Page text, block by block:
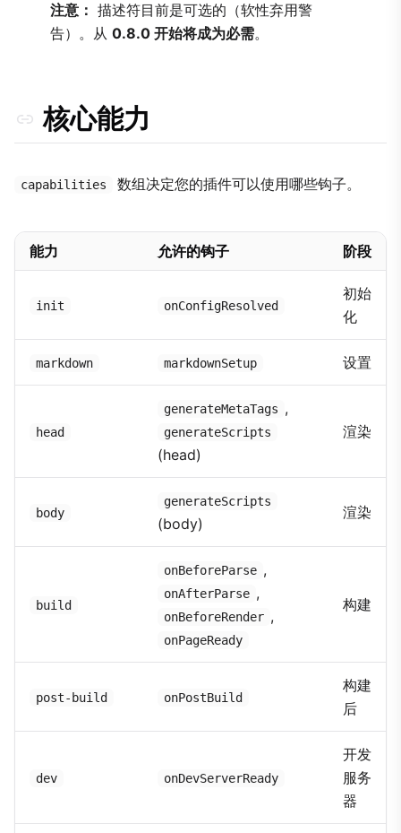
注意： 描述符目前是可选的（软性弃用警
告）。从 0.8.0 开始将成为必需。
核心能力
capabilities 数组决定您的插件可以使用哪些钩子。
能力 允许的钩子 阶段
init onConfigResolved
初始
化
markdown markdownSetup 设置
head
generateMetaTags ,
generateScripts
(head)
渲染
body
generateScripts
(body)
渲染
build
onBeforeParse ,
onAfterParse ,
onBeforeRender ,
onPageReady
构建
post-build onPostBuild
构建
后
dev onDevServerReady
开发
服务
器